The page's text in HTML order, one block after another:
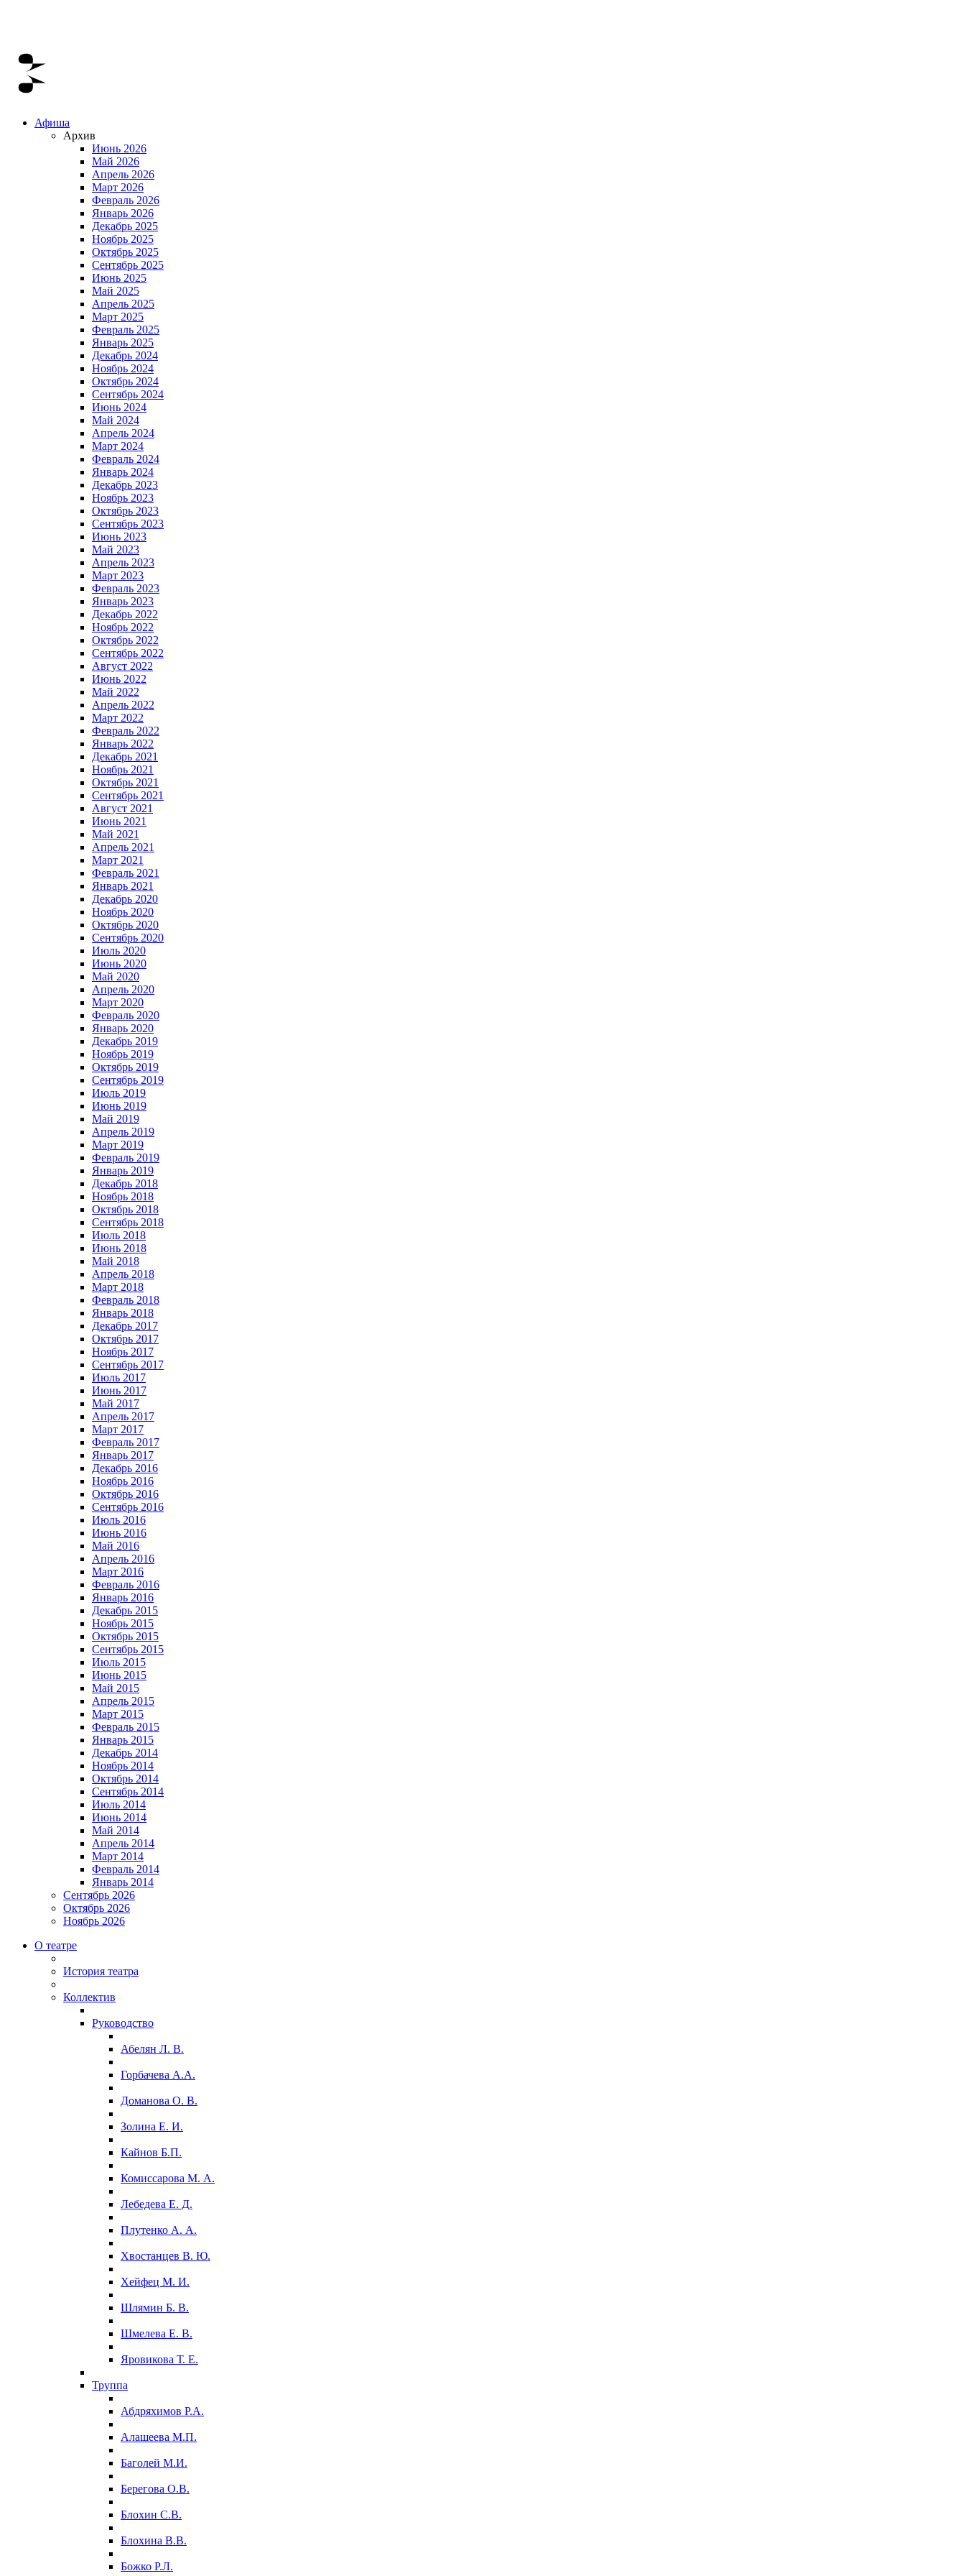
Афиша
Архив
Июнь 2026
Май 2026
Апрель 2026
Март 2026
Февраль 2026
Январь 2026
Декабрь 2025
Ноябрь 2025
Октябрь 2025
Сентябрь 2025
Июнь 2025
Май 2025
Апрель 2025
Март 2025
Февраль 2025
Январь 2025
Декабрь 2024
Ноябрь 2024
Октябрь 2024
Сентябрь 2024
Июнь 2024
Май 2024
Апрель 2024
Март 2024
Февраль 2024
Январь 2024
Декабрь 2023
Ноябрь 2023
Октябрь 2023
Сентябрь 2023
Июнь 2023
Май 2023
Апрель 2023
Март 2023
Февраль 2023
Январь 2023
Декабрь 2022
Ноябрь 2022
Октябрь 2022
Сентябрь 2022
Август 2022
Июнь 2022
Май 2022
Апрель 2022
Март 2022
Февраль 2022
Январь 2022
Декабрь 2021
Ноябрь 2021
Октябрь 2021
Сентябрь 2021
Август 2021
Июнь 2021
Май 2021
Апрель 2021
Март 2021
Февраль 2021
Январь 2021
Декабрь 2020
Ноябрь 2020
Октябрь 2020
Сентябрь 2020
Июль 2020
Июнь 2020
Май 2020
Апрель 2020
Март 2020
Февраль 2020
Январь 2020
Декабрь 2019
Ноябрь 2019
Октябрь 2019
Сентябрь 2019
Июль 2019
Июнь 2019
Май 2019
Апрель 2019
Март 2019
Февраль 2019
Январь 2019
Декабрь 2018
Ноябрь 2018
Октябрь 2018
Сентябрь 2018
Июль 2018
Июнь 2018
Май 2018
Апрель 2018
Март 2018
Февраль 2018
Январь 2018
Декабрь 2017
Октябрь 2017
Ноябрь 2017
Сентябрь 2017
Июль 2017
Июнь 2017
Май 2017
Апрель 2017
Март 2017
Февраль 2017
Январь 2017
Декабрь 2016
Ноябрь 2016
Октябрь 2016
Сентябрь 2016
Июль 2016
Июнь 2016
Май 2016
Апрель 2016
Март 2016
Февраль 2016
Январь 2016
Декабрь 2015
Ноябрь 2015
Октябрь 2015
Сентябрь 2015
Июль 2015
Июнь 2015
Май 2015
Апрель 2015
Март 2015
Февраль 2015
Январь 2015
Декабрь 2014
Ноябрь 2014
Октябрь 2014
Сентябрь 2014
Июль 2014
Июнь 2014
Май 2014
Апрель 2014
Март 2014
Февраль 2014
Январь 2014
Сентябрь 2026
Октябрь 2026
Ноябрь 2026
О театре
История театра
Коллектив
Руководство
Абелян Л. В.
Горбачева А.А.
Доманова О. В.
Золина Е. И.
Кайнов Б.П.
Комиссарова М. А.
Лебедева Е. Д.
Плутенко А. А.
Хвостанцев В. Ю.
Хейфец М. И.
Шлямин Б. В.
Шмелева Е. В.
Яровикова Т. Е.
Труппа
Абдряхимов Р.А.
Алашеева М.П.
Баголей М.И.
Берегова О.В.
Блохин С.В.
Блохина В.В.
Божко Р.Л.